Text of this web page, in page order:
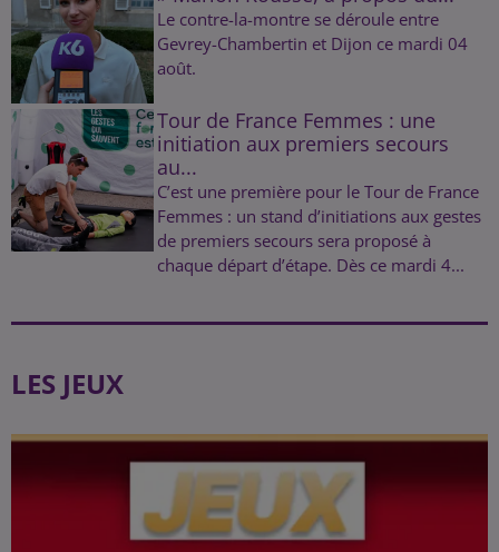
Le contre-la-montre se déroule entre
Gevrey-Chambertin et Dijon ce mardi 04
août.
Tour de France Femmes : une
initiation aux premiers secours
au...
C’est une première pour le Tour de France
Femmes : un stand d’initiations aux gestes
de premiers secours sera proposé à
chaque départ d’étape. Dès ce mardi 4...
LES JEUX